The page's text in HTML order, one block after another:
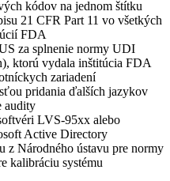
kódov na jednom štítku
21 CFR Part 11 vo všetkých
FDA
za splnenie normy UDI
ktorú vydala inštitúcia FDA
zariadení
pridania ďalších jazykov
audity
LVS-95xx alebo
Active Directory
z Národného ústavu pre normy
kalibráciu systému